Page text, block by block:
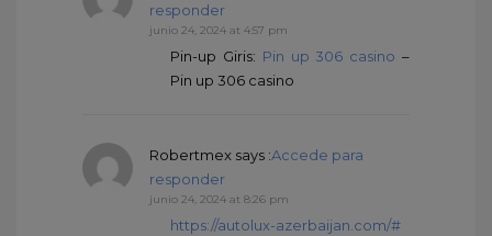
responder
junio 24, 2024 at 4:57 pm
Pin-up Giris: Pin up 306 casino –
Pin up 306 casino
Robertmex says :Accede para
responder
junio 24, 2024 at 8:26 pm
https://autolux-azerbaijan.com/#